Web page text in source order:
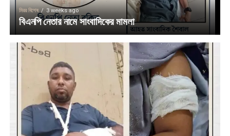
মিরর বিশেষ 3 weeks ago
বিএনপি নেতার নামে সাংবাদিকের মামলা